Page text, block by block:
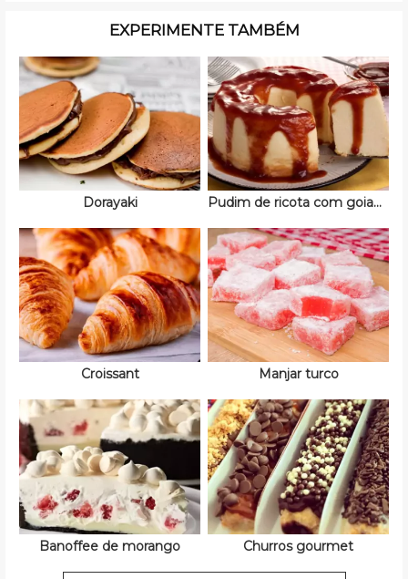
EXPERIMENTE TAMBÉM
Dorayaki Pudim de ricota com goiabada
Croissant Manjar turco
Banoffee de morango Churros gourmet